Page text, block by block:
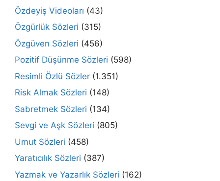
Özdeyiş Videoları (43)
Özgürlük Sözleri (315)
Özgüven Sözleri (456)
Pozitif Düşünme Sözleri (598)
Resimli Özlü Sözler (1.351)
Risk Almak Sözleri (148)
Sabretmek Sözleri (134)
Sevgi ve Aşk Sözleri (805)
Umut Sözleri (458)
Yaratıcılık Sözleri (387)
Yazmak ve Yazarlık Sözleri (162)